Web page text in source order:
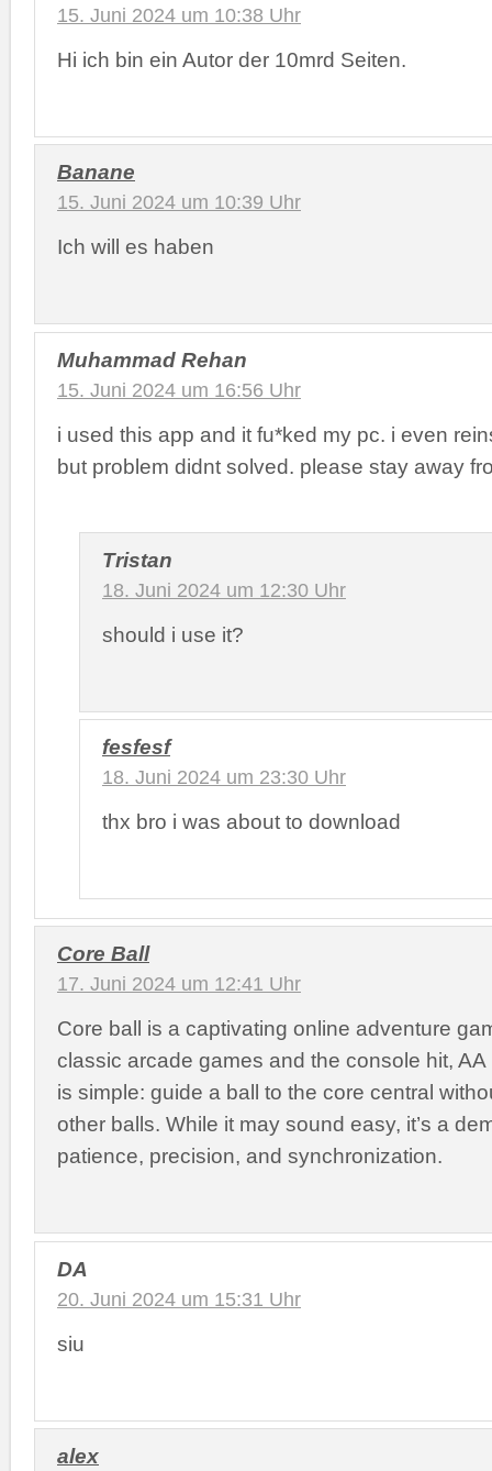
15. Juni 2024 um 10:38 Uhr
Hi ich bin ein Autor der 10mrd Seiten.
Banane
15. Juni 2024 um 10:39 Uhr
Ich will es haben
Muhammad Rehan
15. Juni 2024 um 16:56 Uhr
i used this app and it fu*ked my pc. i even
but problem didnt solved. please stay away
Tristan
18. Juni 2024 um 12:30 Uhr
should i use it?
fesfesf
18. Juni 2024 um 23:30 Uhr
thx bro i was about to download
Core Ball
17. Juni 2024 um 12:41 Uhr
Core ball is a captivating online adventure
classic arcade games and the console hit, AA
is simple: guide a ball to the core central
other balls. While it may sound easy, it’s a
patience, precision, and synchronization.
DA
20. Juni 2024 um 15:31 Uhr
siu
alex